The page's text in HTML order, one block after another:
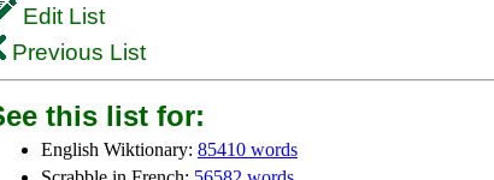
Edit List
Previous List
this list for:
English Wiktionary: 85410 words